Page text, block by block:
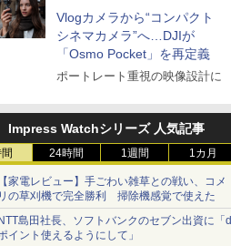
Vlogカメラから“コンパクト
シネマカメラ”へ…DJIが
「Osmo Pocket」を再定義
ポートレート重視の映像設計に
Impress Watchシリーズ 人気記事
24時間 1週間 1カ月
家電レビュー】手ごわい雑草との戦い、コメ
の草刈機で完全勝利 掃除機感覚で使えた
島田社長、ソフトバンクのセブン出資に「d
イント使えるようにして」